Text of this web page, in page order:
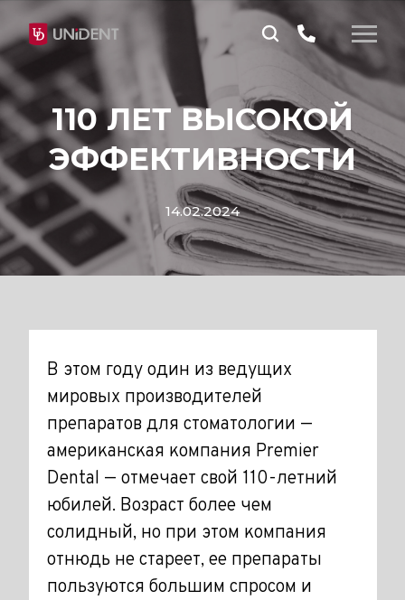
110 ЛЕТ ВЫСОКОЙ
ЭФФЕКТИВНОСТИ
14.02.2024
В этом году один из ведущих
мировых производителей
препаратов для стоматологии —
американская компания Premier
Dental — отмечает свой 110-летний
юбилей. Возраст более чем
солидный, но при этом компания
отнюдь не стареет, ее препараты
пользуются большим спросом и